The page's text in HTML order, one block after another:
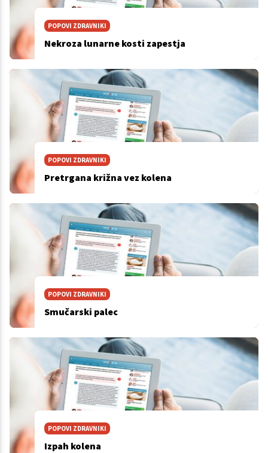
POPOVI ZDRAVNIKI
Nekroza lunarne kosti zapestja
POPOVI ZDRAVNIKI
Pretrgana križna vez kolena
POPOVI ZDRAVNIKI
Smučarski palec
POPOVI ZDRAVNIKI
Izpah kolena